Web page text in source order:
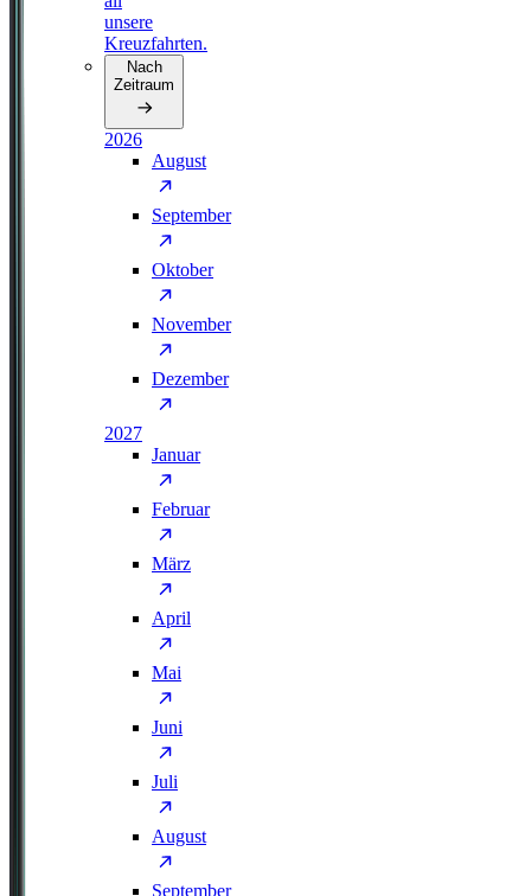
unsere
Kreuzfahrten.
Nach
Zeitraum
2026
August
September
Oktober
November
Dezember
2027
Januar
Februar
März
April
Mai
Juni
Juli
August
September